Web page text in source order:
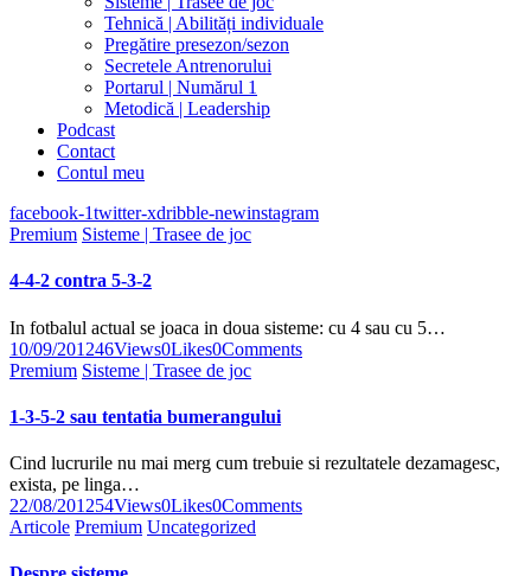
Tehnică | Abilități individuale
Pregătire presezon/sezon
Secretele Antrenorului
Portarul | Numărul 1
Metodică | Leadership
Podcast
Contact
Contul meu
facebook-1twitter-xdribble-newinstagram
Premium Sisteme | Trasee de joc
4-4-2 contra 5-3-2
In fotbalul actual se joaca in doua sisteme: cu 4 sau cu 5…
10/09/201246Views0Likes0Comments
Premium Sisteme | Trasee de joc
1-3-5-2 sau tentatia bumerangului
Cind lucrurile nu mai merg cum trebuie si rezultatele dezamagesc,
exista, pe linga…
22/08/201254Views0Likes0Comments
Articole Premium Uncategorized